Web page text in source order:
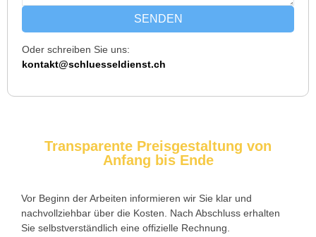
Michael B. aus Bassersdorf
Service rufen. Techniker war schnell da, aber das Ersatzteil
Daniel W. aus Uster
Zuverlässiger Service bei einem verlorenen Haustürschlüssel.
Die Tür wurde ohne Kratzer geöffnet, nur der Preis war leicht
SENDEN
Oder schreiben Sie uns:
kontakt@schluesseldienst.ch
Transparente Preisgestaltung von
Anfang bis Ende
Vor Beginn der Arbeiten informieren wir Sie klar und
nachvollziehbar über die Kosten. Nach Abschluss erhalten
Sie selbstverständlich eine offizielle Rechnung.